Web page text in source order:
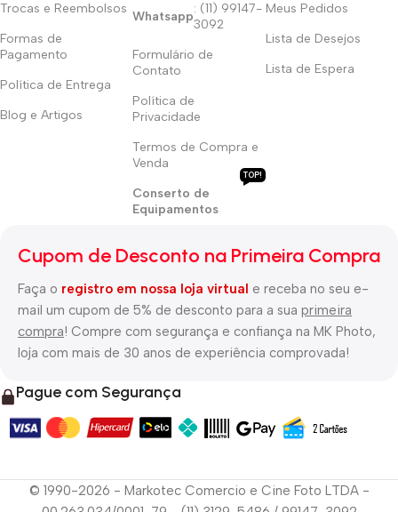
Trocas e Reembolsos
Formas de
Pagamento
Política de Entrega
Blog e Artigos
Whatsapp
: (11) 99147-
3092
Formulário de
Contato
Política de
Privacidade
Termos de Compra e
Venda
Conserto de
Equipamentos
TOP!
Meus Pedidos
Lista de Desejos
Lista de Espera
Cupom de Desconto na Primeira Compra
Faça o registro em nossa loja virtual e receba no seu e-
mail um cupom de 5% de desconto para a sua primeira
compra! Compre com segurança e confiança na MK Photo,
loja com mais de 30 anos de experiência comprovada!
Pague com Segurança
© 1990-2026 - Markotec Comercio e Cine Foto LTDA -